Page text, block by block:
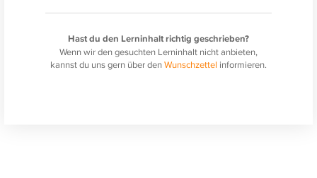
Hast du den Lerninhalt richtig geschrieben?
Wenn wir den gesuchten Lerninhalt nicht anbieten,
kannst du uns gern über denWunschzettel informieren.